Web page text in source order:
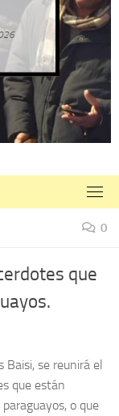
0
que
Baisi, se reunirá el
que están
o que